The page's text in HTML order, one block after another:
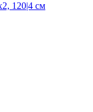
120|4 см